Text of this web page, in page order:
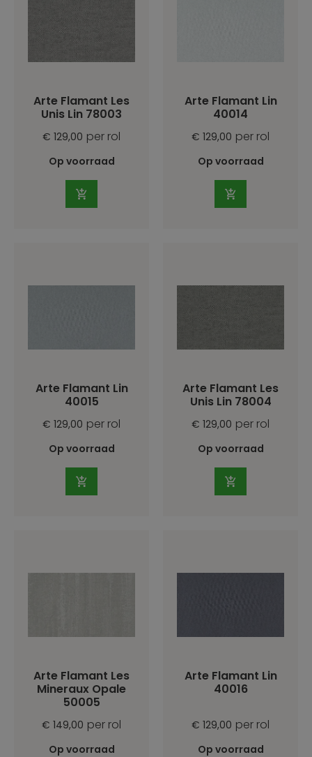
Arte Flamant Les
Unis Lin 78003
€ 129,00 per rol
Op voorraad
Arte Flamant Lin
40014
€ 129,00 per rol
Op voorraad
Arte Flamant Lin
40015
€ 129,00 per rol
Op voorraad
Arte Flamant Les
Unis Lin 78004
€ 129,00 per rol
Op voorraad
Arte Flamant Les
Mineraux Opale
50005
€ 149,00 per rol
Op voorraad
Arte Flamant Lin
40016
€ 129,00 per rol
Op voorraad